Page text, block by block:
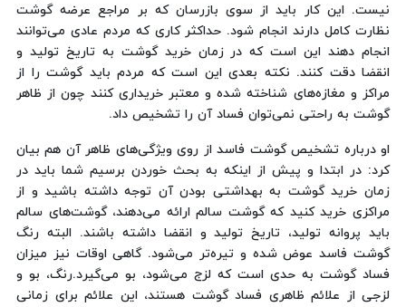
نیست. این کار باید از سوی بازرسان که بر مراجع عرضه گوشت
نظارت کامل دارند انجام شود. حداکثر کاری که مردم عادی می‌توانند
انجام دهند این است که در زمان خرید گوشت به تاریخ تولید و
انقضا دقت کنند. نکته بعدی این است که مردم باید گوشت را از
مراکز و مغازه‌های شناخته شده و معتبر خریداری کنند چون از ظاهر
گوشت به راحتی نمی‌توان فساد آن را تشخیص داد.
او درباره تشخیص گوشت فاسد از روی ویژگی‌های ظاهر آن هم بیان
کرد: در ابتدا و پیش از اینکه به بحث خوردن برسیم شما باید در
زمان خرید گوشت به بهداشتی بودن آن توجه داشته باشید و از
مراکزی خرید کنید که گوشت سالم ارائه می‌دهند، گوشت‌های سالم
باید پروانه تولید، تاریخ تولید و انقضا داشته باشند. البته رنگ
گوشت فاسد عوض شده و تیره‌تر می‌شود. گاهی اوقات نیز میزان
فساد گوشت به حدی است که لزج می‌شود، بو می‌گیرد.رنگ، بو و
لزجی از علائم ظاهری فساد گوشت هستند، این علائم برای زمانی